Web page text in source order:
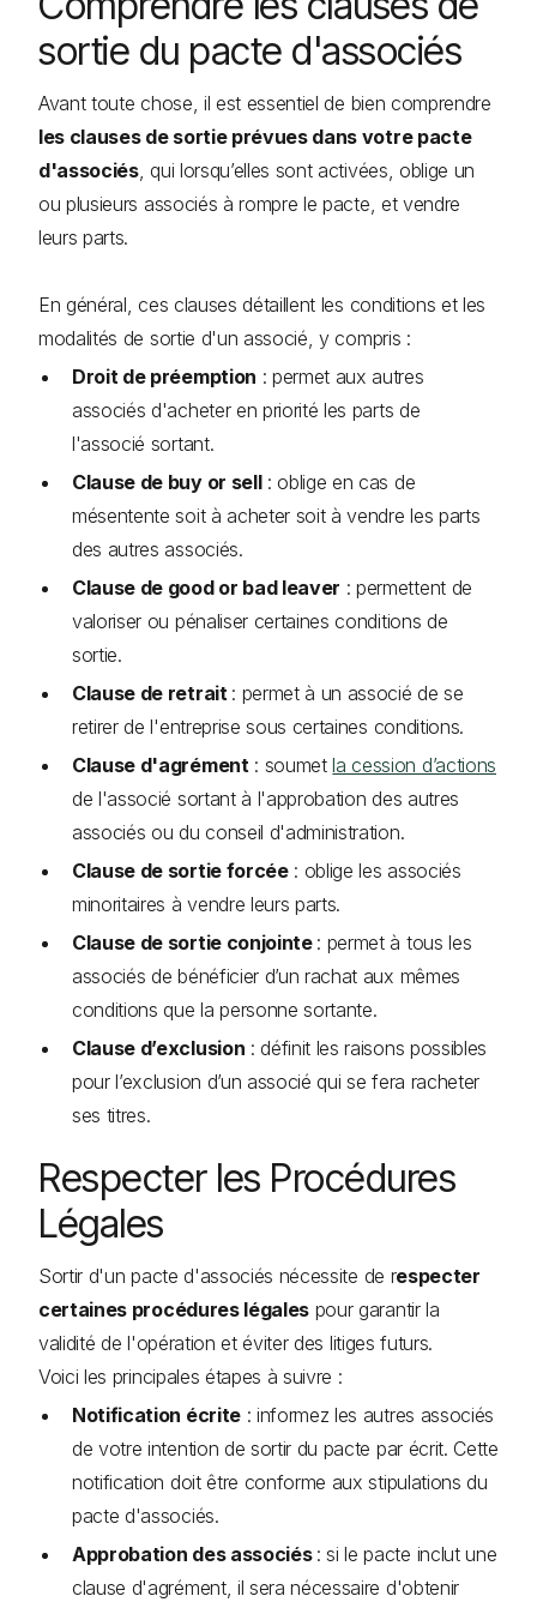
sortie du pacte d'associés
Avant toute chose, il est essentiel de bien comprendre
les clauses de sortie prévues dans votre pacte
d'associés, qui lorsqu’elles sont activées, oblige un
ou plusieurs associés à rompre le pacte, et vendre
leurs parts.
En général, ces clauses détaillent les conditions et les
modalités de sortie d'un associé, y compris :
Droit de préemption : permet aux autres
associés d'acheter en priorité les parts de
l'associé sortant.
Clause de buy or sell: oblige en cas de
mésentente soit à acheter soit à vendre les parts
des autres associés.
Clause de good or bad leaver : permettent de
valoriser ou pénaliser certaines conditions de
sortie.
Clause de retrait : permet à un associé de se
retirer de l'entreprise sous certaines conditions.
Clause d'agrément: soumetla cession d’actions
de l'associé sortant à l'approbation des autres
associés ou du conseil d'administration.
Clause de sortie forcée: oblige les associés
minoritaires à vendre leurs parts.
Clause de sortie conjointe : permet à tous les
associés de bénéficier d’un rachat aux mêmes
conditions que la personne sortante.
Clause d’exclusion : définit les raisons possibles
pour l’exclusion d’un associé qui se fera racheter
ses titres.
Respecter les Procédures
Légales
Sortir d'un pacte d'associés nécessite de respecter
certaines procédures légales pour garantir la
validité de l'opération et éviter des litiges futurs.
Voici les principales étapes à suivre :
Notification écrite: informez les autres associés
de votre intention de sortir du pacte par écrit. Cette
notification doit être conforme aux stipulations du
pacte d'associés.
Approbation des associés : si le pacte inclut une
clause d'agrément, il sera nécessaire d'obtenir